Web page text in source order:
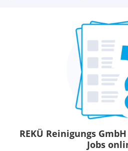
REKÜ Reinigungs
Jobs